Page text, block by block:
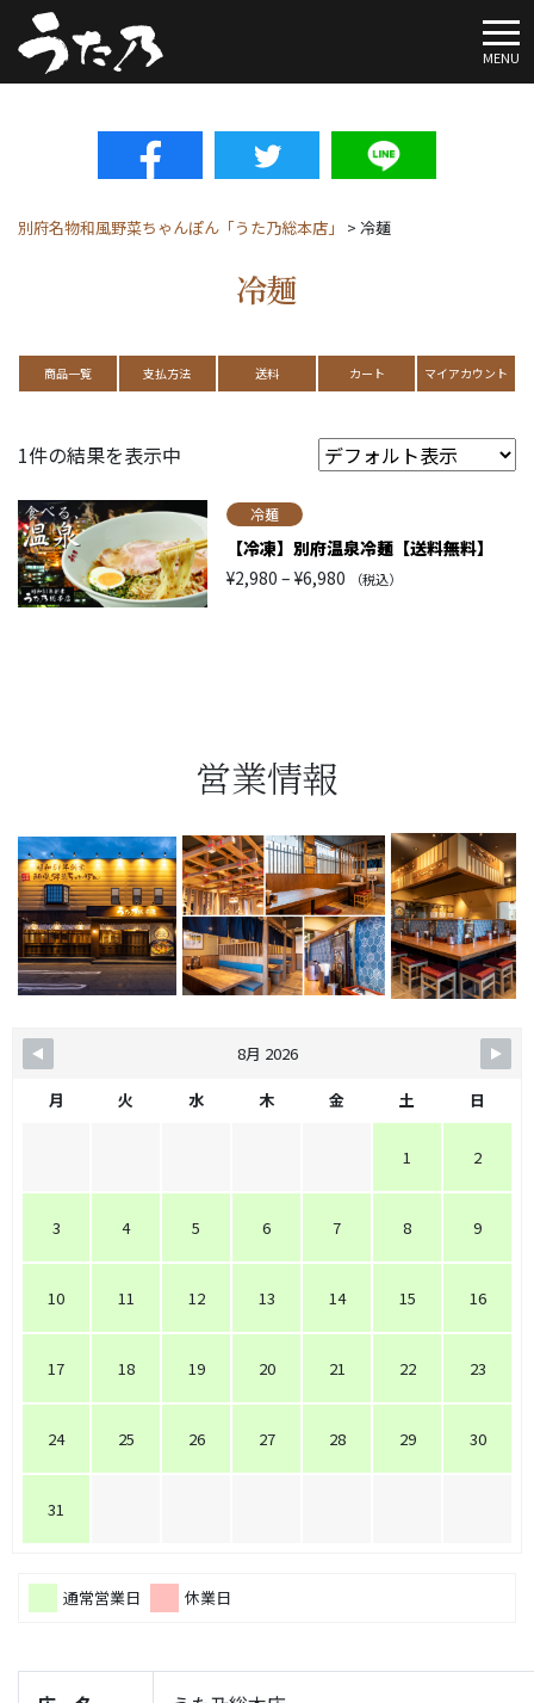
MENU
別府名物和風野菜ちゃんぽん「うた乃総本店」 > 冷麺
冷麺
商品一覧 支払方法 送料 カート マイアカウント
1件の結果を表示中
冷麺
【冷凍】別府温泉冷麺【送料無料】
¥2,980 –¥6,980 価（税込）
営業情報
8月 2026
月 火 水 木 金 土 日
1 2
3 4 5 6 7 8 9
10 11 12 13 14 15 16
17 18 19 20 21 22 23
24 25 26 27 28 29 30
31
通常営業日 休業日